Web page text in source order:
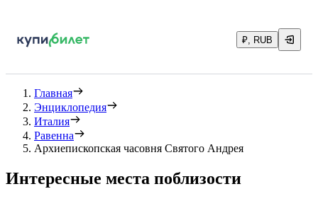
₽, RUB
Главная
Энциклопедия
Италия
Равенна
Архиепископская часовня Святого Андрея
Интересные места поблизости